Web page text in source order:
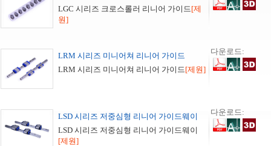
LGC 시리즈 크로스롤러 리니어 가이드 [제
원]
LRM 시리즈 미니어쳐 리니어 가이드
LRM 시리즈 미니어쳐 리니어 가이드 [제원]
다운로드:
LSD 시리즈 저중심형 리니어 가이드웨이
LSD 시리즈 저중심형 리니어 가이드웨이
[제원]
다운로드: